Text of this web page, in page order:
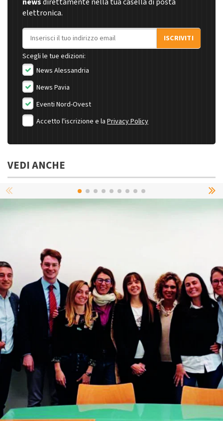
elettronica.
Indirizzo email
ISCRIVITI
Scegli le tue edizioni:
News Alessandria
News Pavia
Eventi Nord-Ovest
Accetto l'iscrizione e la Privacy Policy
VEDI ANCHE